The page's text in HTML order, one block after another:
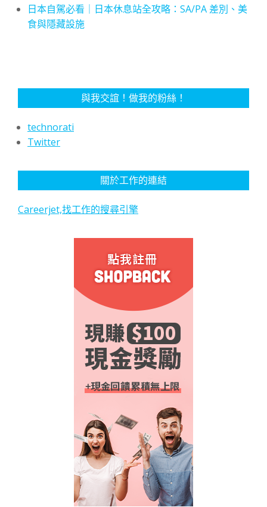
日本自駕必看｜日本休息站全攻略：SA/PA 差別、美
食與隱藏設施
與我交誼！做我的粉絲！
technorati
Twitter
關於工作的連結
Careerjet,找工作的搜尋引擎